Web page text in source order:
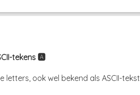
tekens 🅰️
letters, ook wel bekend als ASCII-